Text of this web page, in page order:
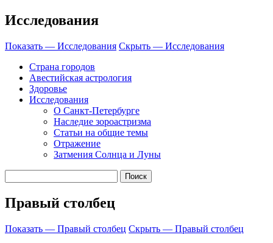
Исследования
Показать — Исследования Скрыть — Исследования
Страна городов
Авестийская астрология
Здоровье
Исследования
О Санкт-Петербурге
Наследие зороастризма
Cтатьи на общие темы
Отражение
Затмения Солнца и Луны
Правый столбец
Показать — Правый столбец Скрыть — Правый столбец